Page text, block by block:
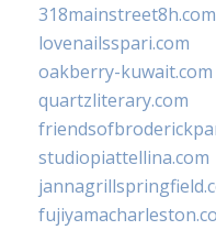
318mainstreet8h.com
lovenailsspari.com
oakberry-kuwait.com
quartzliterary.com
studiopiattellina.com